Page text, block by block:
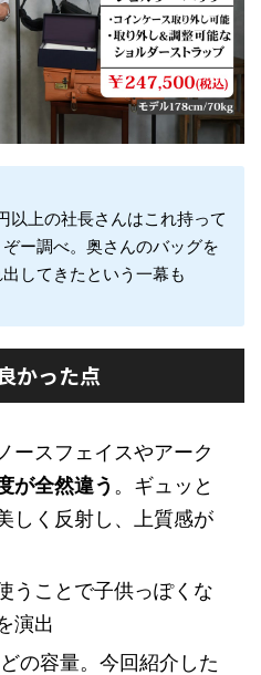
以上の社長さんはこれ持って
ー調べ。奥さんのバッグを
してきたという一幕も
かった点
ースフェイスやアーク
が全然違う 。ギュッと
しく反射し、上質感が
うことで子供っぽくな
演出
の容量。今回紹介した